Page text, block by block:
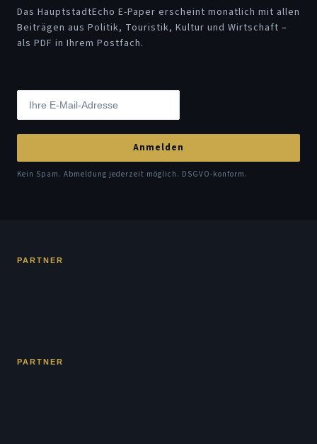
Das HauptstadtEcho E-Paper erscheint monatlich mit allen
Beiträgen aus Politik, Touristik, Kultur und Wirtschaft –
als PDF in Ihrem Postfach.
Anmelden
Kein Spam. Abmeldung jederzeit möglich. DSGVO-konform.
PARTNER
PARTNER